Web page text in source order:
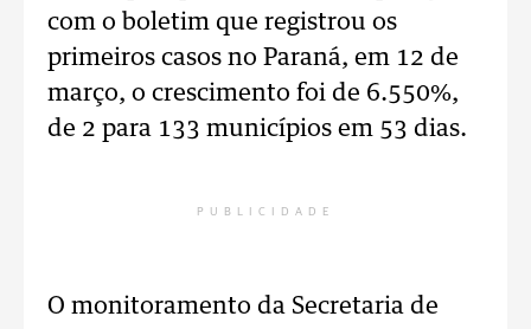
com o boletim que registrou os
primeiros casos no Paraná, em 12 de
março, o crescimento foi de 6.550%,
de 2 para 133 municípios em 53 dias.
PUBLICIDADE
O monitoramento da Secretaria de